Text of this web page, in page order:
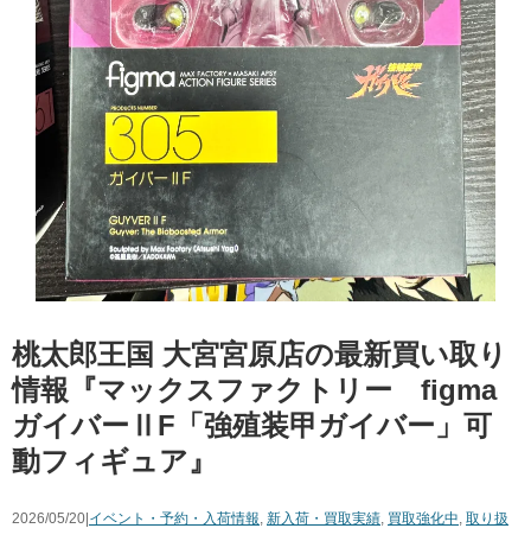
桃太郎王国 大宮宮原店の最新買い取り
情報『マックスファクトリー figma
ガイバーⅡF「強殖装甲ガイバー」可
動フィギュア』
2026/05/20| イベント・予約・入荷情報, 新入荷・買取実績, 買取強化中, 取り扱